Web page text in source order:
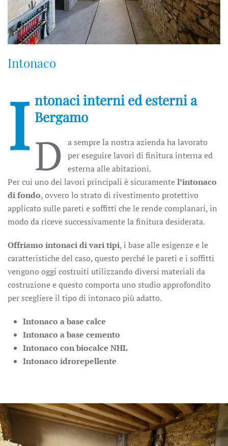
Intonaco
I ntonaci interni ed esterni a
Bergamo
D
a sempre la nostra azienda ha lavorato
per eseguire lavori di finitura interna ed
esterna alle abitazioni.
Per cui uno dei lavori principali è sicuramentel’intonaco
di fondo, ovvero lo strato di rivestimento protettivo
applicato sulle pareti e soffitti che le rende complanari, in
modo da riceve successivamente la finitura desiderata.
Offriamo intonaci di vari tipi, i base alle esigenze e le
caratteristiche del caso, questo perché le pareti e i soffitti
vengono oggi costruiti utilizzando diversi materiali da
costruzione e questo comporta uno studio approfondito
per scegliere il tipo di intonaco più adatto.
Intonaco a base calce
Intonaco a base cemento
Intonaco con biocalce NHL
Intonaco idrorepellente